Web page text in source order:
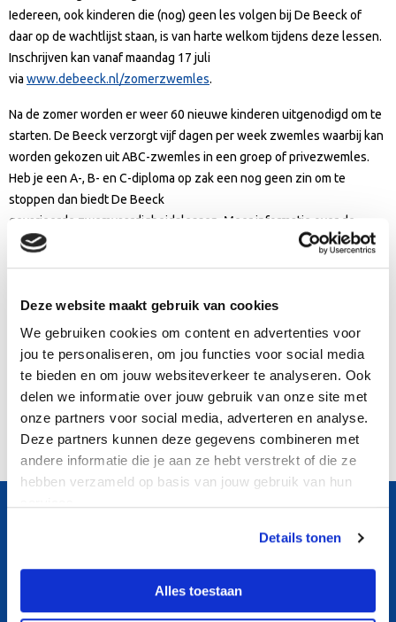
Deze website maakt gebruik van cookies
We gebruiken cookies om content en advertenties voor
jou te personaliseren, om jou functies voor social media
te bieden en om jouw websiteverkeer te analyseren. Ook
delen we informatie over jouw gebruik van onze site met
onze partners voor social media, adverteren en analyse.
Deze partners kunnen deze gegevens combineren met
andere informatie die je aan ze hebt verstrekt of die ze
hebben verzameld op basis van jouw gebruik van hun
Details tonen
Alles toestaan
Iedereen, ook kinderen die (nog) geen les volgen bij De Beeck of
daar op de wachtlijst staan, is van harte welkom tijdens deze lessen.
Inschrijven kan vanaf maandag 17 juli
via www.debeeck.nl/zomerzwemles.
Na de zomer worden er weer 60 nieuwe kinderen uitgenodigd om te
starten. De Beeck verzorgt vijf dagen per week zwemles waarbij kan
worden gekozen uit ABC-zwemles in een groep of privezwemles.
Heb je een A-, B- en C-diploma op zak een nog geen zin om te
stoppen dan biedt De Beeck
gevarieerde zwemvaardigheidslessen. Meer informatie over de
zwemlessen van De Beeck is te vinden
Delen
Terug naar het overzicht